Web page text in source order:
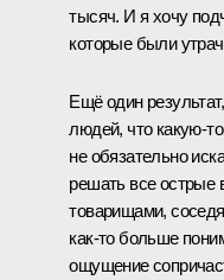
тысяч. И я хочу
которые были
Ещё один
людей, что
не обязательно
решать все острые
товарищами,
как‑то больше
ощущение